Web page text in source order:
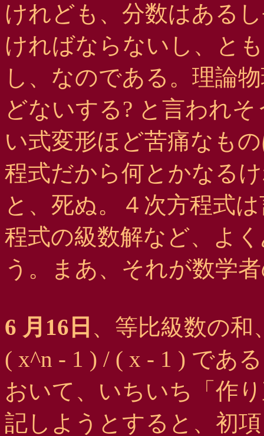
けれども、分数はある
ければならないし、と
し、なのである。理論
どないする? と言われ
い式変形ほど苦痛なも
程式だから何とかなる
と、死ぬ。４次方程式
程式の級数解など、よ
う。まあ、それが数学
6 月16日 、等比級数の和
( x^n - 1 ) / ( x - 1 ) であ
おいて、いちいち「作
記しようとすると、初